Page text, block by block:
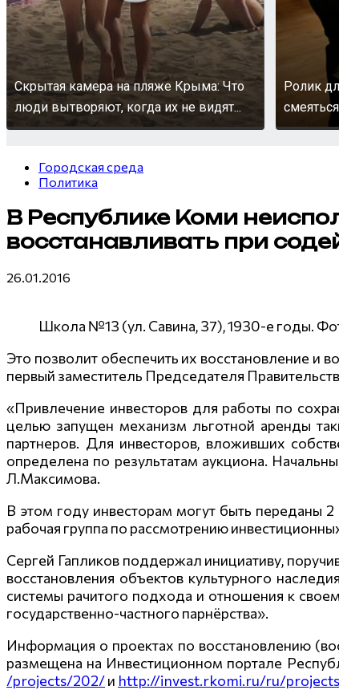
Скрытая камера на пляже Крыма: Что
люди вытворяют, когда их не видят...
Ролик
Городская среда
Политика
В Республике Коми
восстанавливать при
26.01.2016
Школа №13 (ул. Савина, 37), 1930-е годы.
Это позволит обеспечить их восстановление
первый заместитель Председателя
«Привлечение инвесторов для работы по
целью запущен механизм льготной аренды
партнеров. Для инвесторов, вложивших
определена по результатам аукциона.
Л.Максимова.
В этом году инвесторам могут быть переданы
рабочая группа по рассмотрению
Сергей Гапликов поддержал инициативу,
восстановления объектов культурного
системы рачитого подхода и отношения к
государственно-частного парнёрства».
Информация о проектах по восстановлению
размещена на Инвестиционном портале
/projects/202/и http://invest.rkomi.ru/ru/